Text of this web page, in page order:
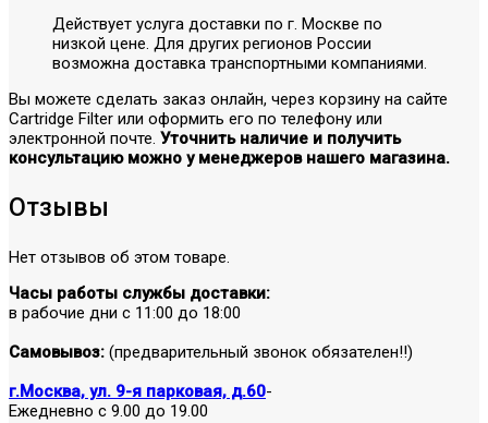
Действует услуга доставки по г. Москве по
низкой цене. Для других регионов России
возможна доставка транспортными компаниями.
Вы можете сделать заказ онлайн, через корзину на сайте
Cartridge Filter или оформить его по телефону или
электронной почте. Уточнить наличие и получить
консультацию можно у менеджеров нашего магазина.
Отзывы
Нет отзывов об этом товаре.
Часы работы службы доставки:
в рабочие дни с 11:00 до 18:00
Самовывоз: (предварительный звонок обязателен!!)
г.Москва, ул. 9-я парковая, д.60-
Ежедневно с 9.00 до 19.00